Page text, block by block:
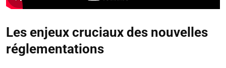
Les enjeux cruciaux des nouvelles
réglementations